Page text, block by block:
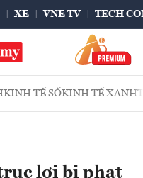
XE VNE TV TECH
KINH TẾ SỐKINH TẾ XANH
lợi bị phạt